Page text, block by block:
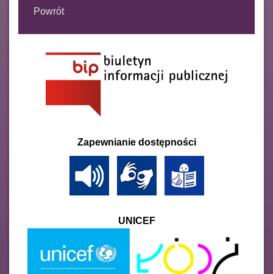
Powrót
Zapewnianie dostępności
UNICEF